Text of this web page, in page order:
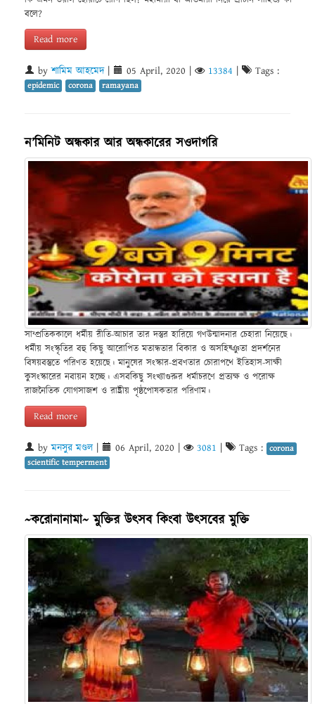
বলে?
Read more
byশামিম আহমেদ| 05 April, 2020 | 13384 | Tags :
epidemic corona ramayana
ন’মিনিট অন্ধকার আর অন্ধকারের সওদাগরি
সাম্প্রতিককালে ধর্মীয় রীতি-আচার তার দস্তুর হারিয়ে গণউন্মাদনার চেহারা নিয়েছে।
ধর্মীয় সংস্কৃতির বহু কিছু আরোপিত মতান্ধতার বিকার ও অসহিষ্ঞুতা প্রদর্শনের
বিষয়বস্তুতে পরিণত হয়েছে। মানুষের সংস্কার-প্রবণতার চোরাপথে ইতিহাস-সাক্ষী
কুসংস্কারের নবায়ন হচ্ছে। এসবকিছু সংখ্যাগুরুর ধর্মাচরণে প্রত্যক্ষ ও পরোক্ষ
রাজনৈতিক যোগসাজশ ও রাষ্ট্রীয় পৃষ্ঠপোষকতার পরিণাম।
Read more
byমনসুর মণ্ডল| 06 April, 2020 | 3081 | Tags : corona
scientific temperment
~করোনানামা~ মুক্তির উৎসব কিংবা উৎসবের মুক্তি